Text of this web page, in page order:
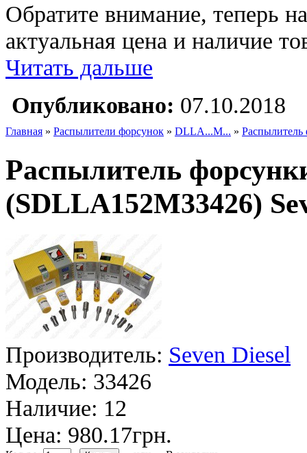
Обратите внимание, теперь
актуальная цена и наличие
Читать дальше
Опубликовано: 07.10.2018
Главная » Распылители форсунок » DLLA...M... »
Распылитель
(SDLLA152M33426)
Производитель: Seven Diesel
Модель: 33426
Наличие: 12
Цена: 980.17грн.